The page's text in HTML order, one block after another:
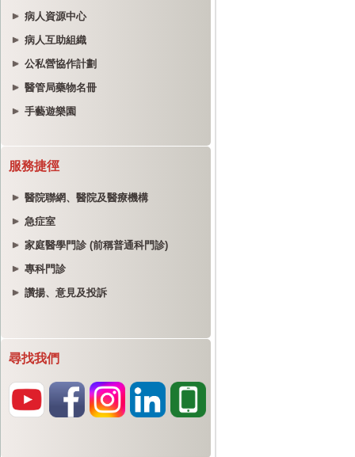
病人資源中心
病人互助組織
公私營協作計劃
醫管局藥物名冊
手藝遊樂園
服務捷徑
醫院聯網、醫院及醫療機構
急症室
家庭醫學門診 (前稱普通科門診)
專科門診
讚揚、意見及投訴
尋找我們